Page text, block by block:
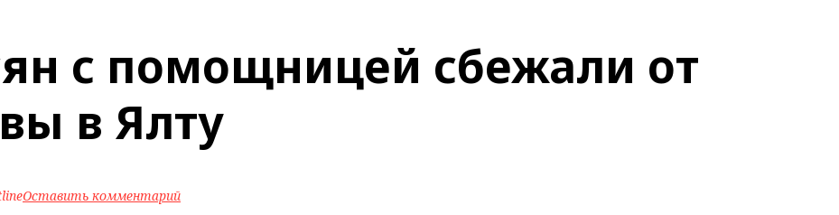
с помощницей сбежали от
в Ялту
Оставить комментарий